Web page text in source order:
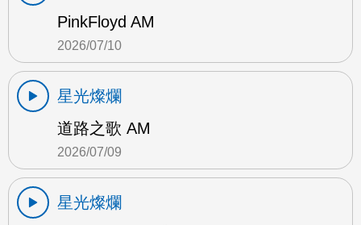
PinkFloyd AM
2026/07/10
星光燦爛
道路之歌 AM
2026/07/09
星光燦爛